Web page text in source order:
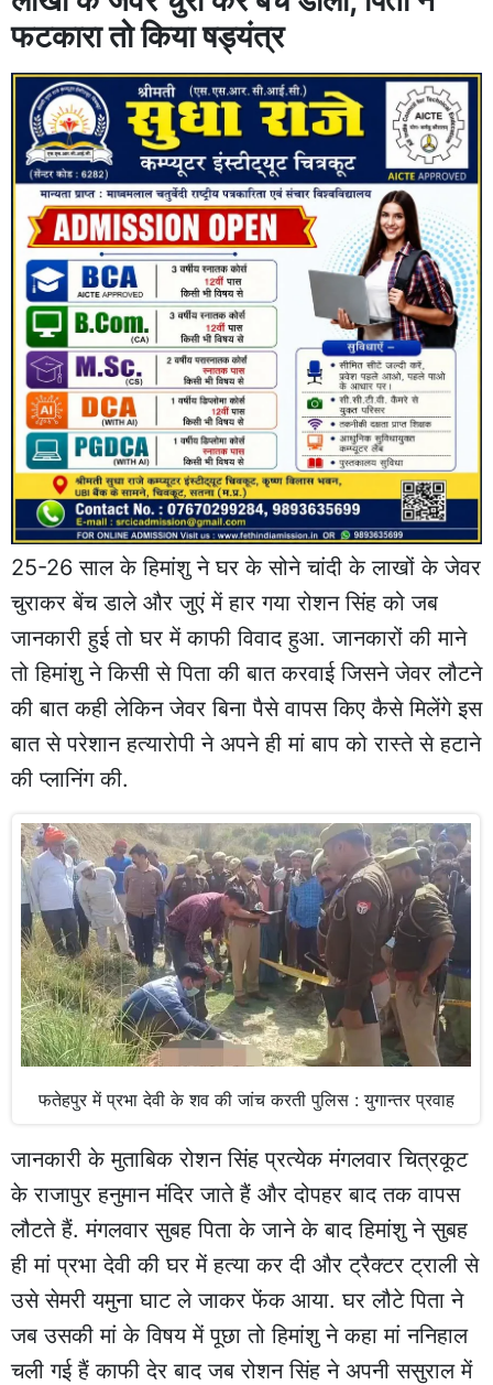
फटकारा तो किया षड्यंत्र
25-26 साल के हिमांशु ने घर के सोने चांदी के लाखों के जेवर
चुराकर बेंच डाले और जुएं में हार गया रोशन सिंह को जब
जानकारी हुई तो घर में काफी विवाद हुआ. जानकारों की माने
तो हिमांशु ने किसी से पिता की बात करवाई जिसने जेवर लौटने
की बात कही लेकिन जेवर बिना पैसे वापस किए कैसे मिलेंगे इस
बात से परेशान हत्यारोपी ने अपने ही मां बाप को रास्ते से हटाने
की प्लानिंग की.
फतेहपुर में प्रभा देवी के शव की जांच करती पुलिस : युगान्तर प्रवाह
जानकारी के मुताबिक रोशन सिंह प्रत्येक मंगलवार चित्रकूट
के राजापुर हनुमान मंदिर जाते हैं और दोपहर बाद तक वापस
लौटते हैं. मंगलवार सुबह पिता के जाने के बाद हिमांशु ने सुबह
ही मां प्रभा देवी की घर में हत्या कर दी और ट्रैक्टर ट्राली से
उसे सेमरी यमुना घाट ले जाकर फेंक आया. घर लौटे पिता ने
जब उसकी मां के विषय में पूछा तो हिमांशु ने कहा मां ननिहाल
चली गई हैं काफी देर बाद जब रोशन सिंह ने अपनी ससुराल में